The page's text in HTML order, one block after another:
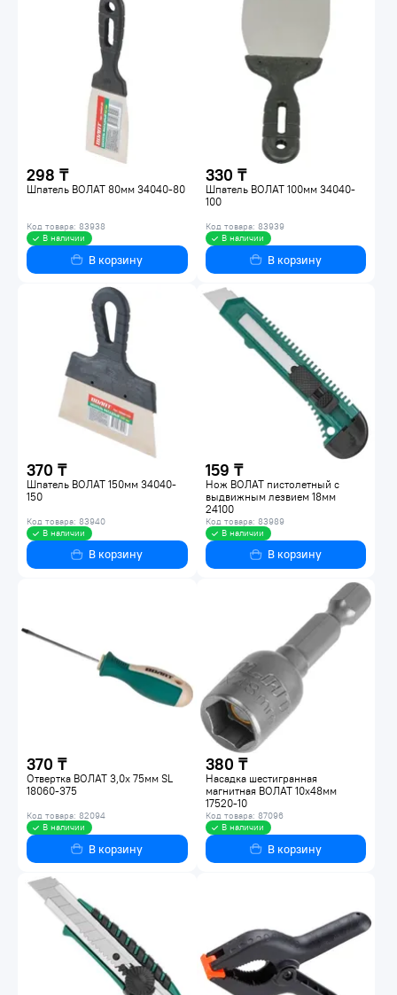
298 ₸
Шпатель ВОЛАТ 80мм 34040-80
Код товара: 83938
В наличии
В корзину
330 ₸
Шпатель ВОЛАТ 100мм 34040-
100
Код товара: 83939
В наличии
В корзину
370 ₸
Шпатель ВОЛАТ 150мм 34040-
150
Код товара: 83940
В наличии
В корзину
159 ₸
Нож ВОЛАТ пистолетный с
выдвижным лезвием 18мм
24100
Код товара: 83989
В наличии
В корзину
370 ₸
Отвертка ВОЛАТ 3,0х 75мм SL
18060-375
Код товара: 82094
В наличии
В корзину
380 ₸
Насадка шестигранная
магнитная ВОЛАТ 10х48мм
17520-10
Код товара: 87096
В наличии
В корзину